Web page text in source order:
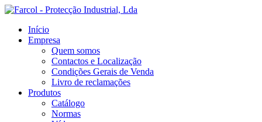
Início
Empresa
Quem somos
Contactos e Localização
Condições Gerais de Venda
Livro de reclamações
Produtos
Catálogo
Normas